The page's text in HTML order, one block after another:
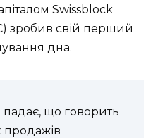
Swissblock
зробив свій перший
дна.
падає, що говорить
продажів